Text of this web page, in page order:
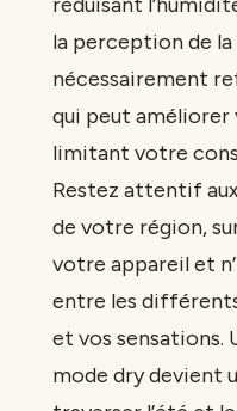
la perception de la
nécessairement
qui peut
limitant votre
Restez attentif
de votre région,
votre appareil et
entre les
et vos sensations.
mode dry devient